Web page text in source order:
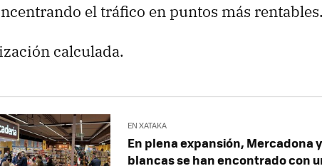
el tráfico en puntos más rentables.
calculada.
EN XATAKA
En plena expansión, Mercadona
blancas se han encontrado con